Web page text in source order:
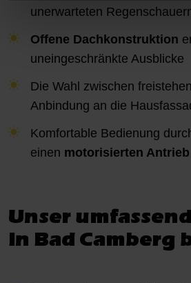
unerwarteten
Offene Dachkonstruktion
uneingeschränkte Ausblicke
Die Wahl zwischen
Anbindung an die
Komfortable Bedienung
einen motorisierten Antrieb
Unser
in Bad Camberg